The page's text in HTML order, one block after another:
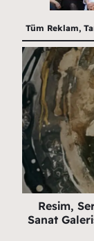
Tüm Reklam,
Resim,
Sanat